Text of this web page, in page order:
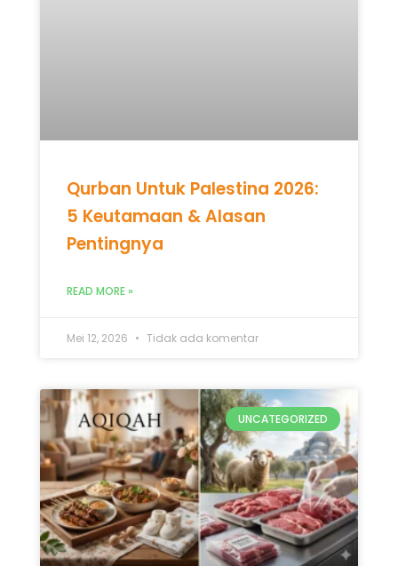
Qurban Untuk Palestina 2026:
5 Keutamaan & Alasan
Pentingnya
READ MORE »
Mei 12, 2026 Tidak ada komentar
UNCATEGORIZED